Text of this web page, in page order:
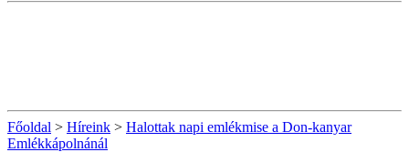
Főoldal > Híreink > Halottak napi emlékmise a Don-kanyar
Emlékkápolnánál